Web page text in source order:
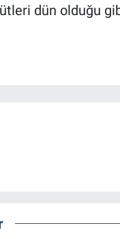
dün olduğu